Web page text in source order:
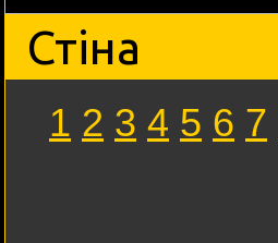
Стіна
1 2 3 4 5 6 7